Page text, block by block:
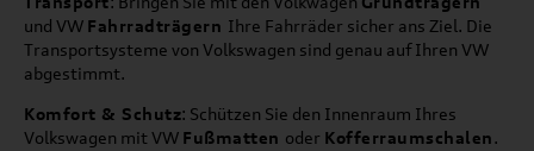
und VW Fahrradträgern Ihre Fahrräder sicher ans Ziel. Die
Transportsysteme von Volkswagen sind genau auf Ihren VW
abgestimmt.
Komfort & Schutz: Schützen Sie den Innenraum Ihres
Volkswagen mit VW Fußmatten oder Kofferraumschalen.